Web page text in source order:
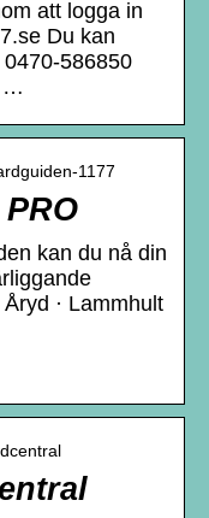
att logga in
Du kan
586850
…
1177
kan du nå din
· Lammhult